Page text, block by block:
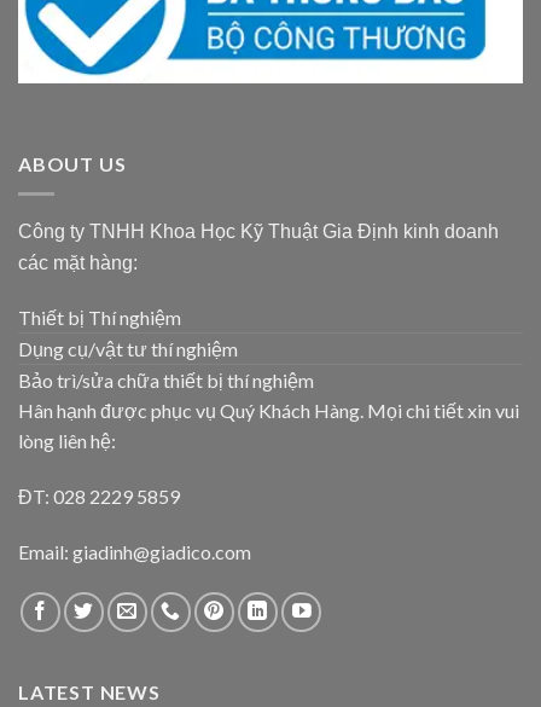
ABOUT US
Công ty TNHH Khoa Học Kỹ Thuật Gia Định kinh doanh
các mặt hàng:
Thiết bị Thí nghiệm
Dụng cụ/vật tư thí nghiệm
Bảo trì/sửa chữa thiết bị thí nghiệm
Hân hạnh được phục vụ Quý Khách Hàng. Mọi chi tiết xin vui
lòng liên hệ:
ĐT: 028 2229 5859
Email: giadinh@giadico.com
LATEST NEWS